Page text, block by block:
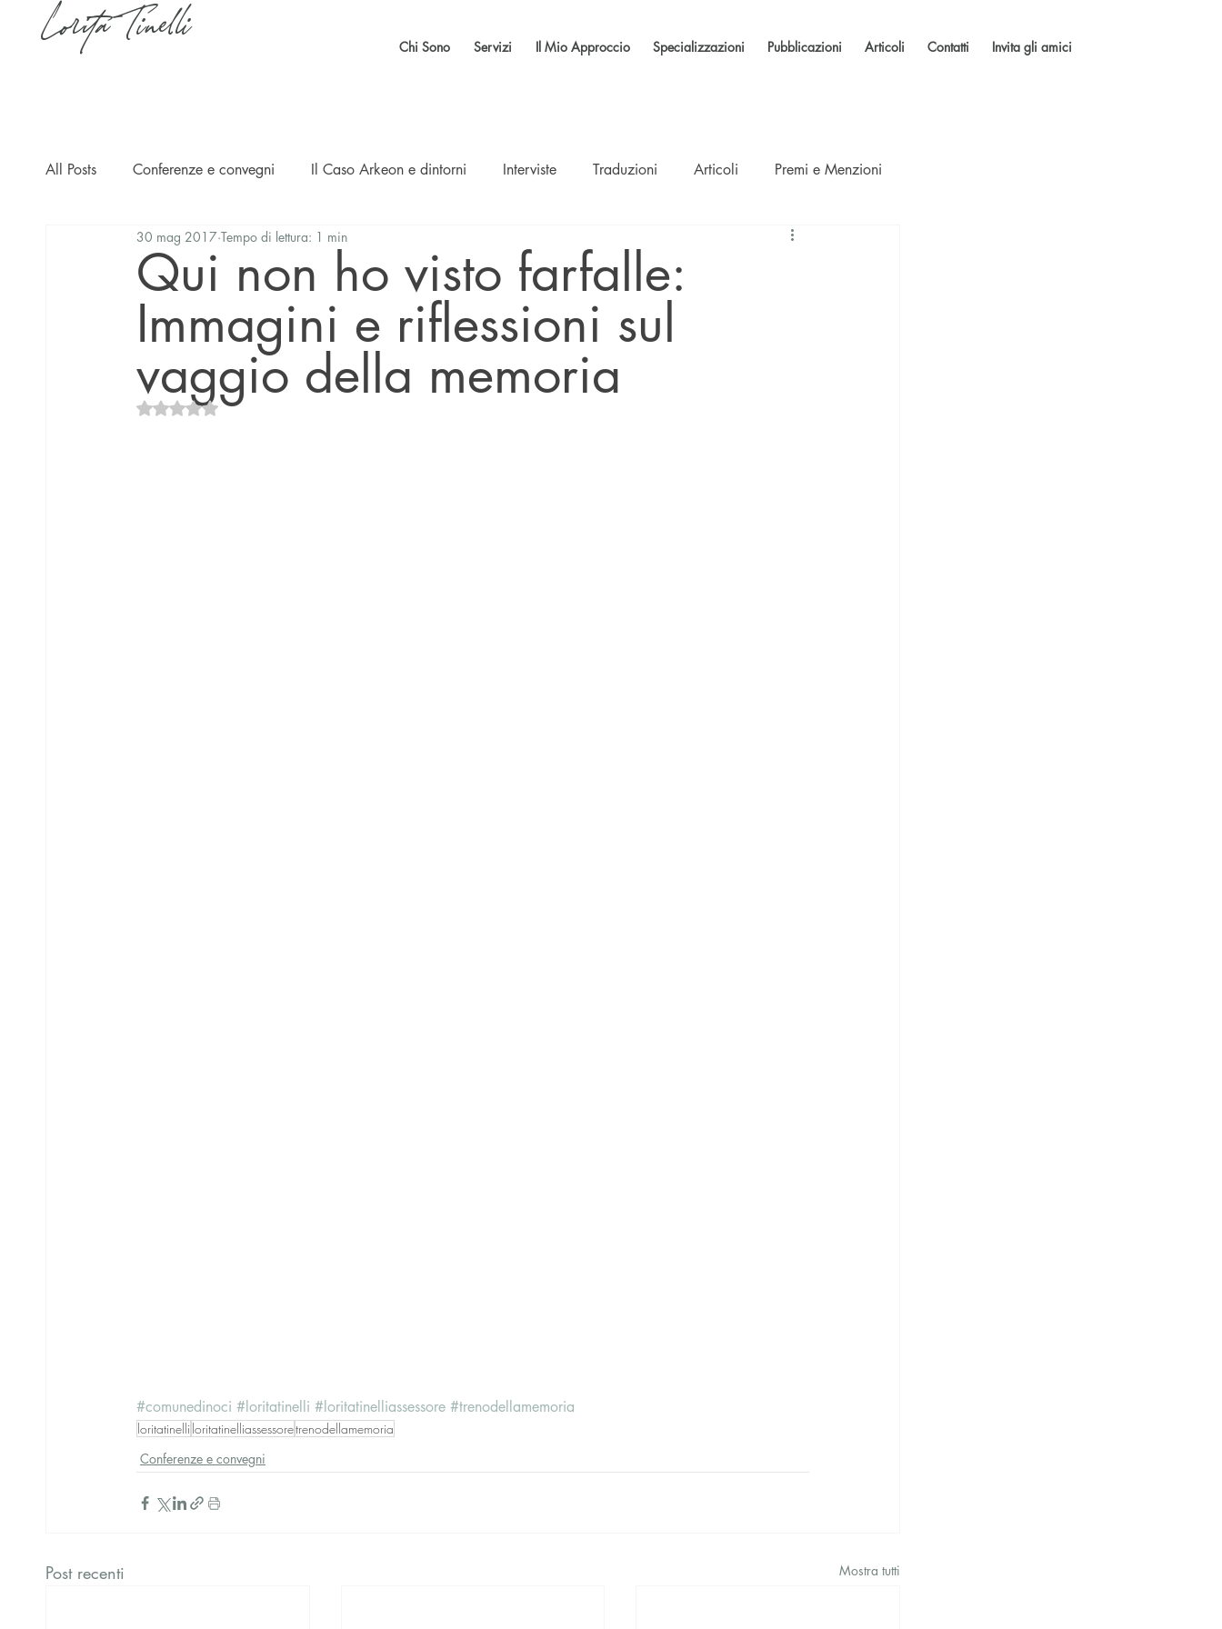
Lorita Tinelli Chi Sono Servizi Il Mio Approccio Specializzazioni Pubblicazioni Articoli Contatti Invita gli amici
All Posts Conferenze e convegni Il Caso Arkeon e dintorni Interviste Traduzioni Articoli Premi e Menzioni
Ripercussioni Articoli in inglese
Qui non ho visto farfalle:
Immagini e riflessioni sul
vaggio della memoria
30 mag 2017 Tempo di lettura: 1 min
Valutazione NaN stelle su 5.
#comunedinoci #loritatinelli #loritatinelliassessore #trenodellamemoria
loritatinelli loritatinelliassessoretrenodellamemoria
Conferenze e convegni
Post recenti Mostra tutti